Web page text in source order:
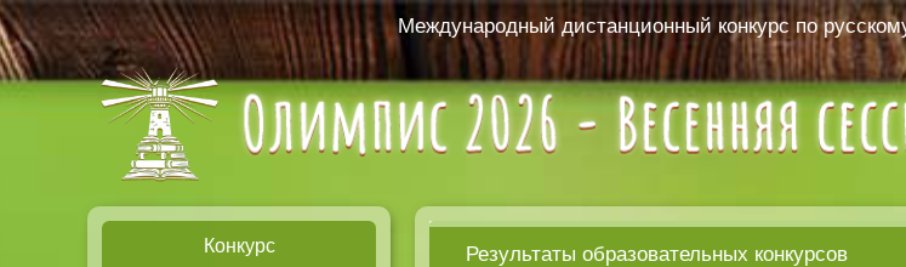
Международный дистанционный конкурс по
Конкурс
Результаты образовательных конкурсов